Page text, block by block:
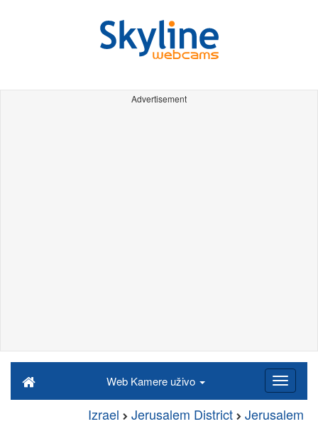
Advertisement
Web Kamere uživo
Izrael Jerusalem District Jerusalem